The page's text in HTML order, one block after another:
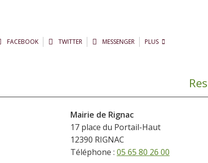
FACEBOOK TWITTER MESSENGER PLUS
Mairie de Rignac
17 place du Portail-Haut
12390 RIGNAC
Téléphone : 05 65 80 26 00